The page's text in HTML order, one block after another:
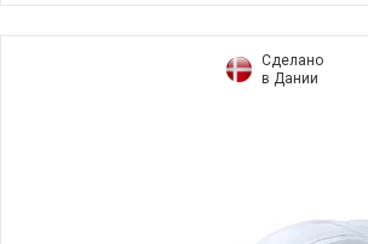
Сделано
в Дании